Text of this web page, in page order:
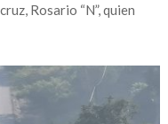
Rosario “N”, quien